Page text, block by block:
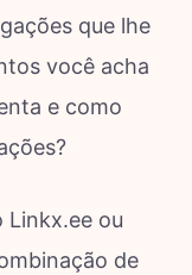
que lhe
você acha
e como
Linkx.ee ou
de